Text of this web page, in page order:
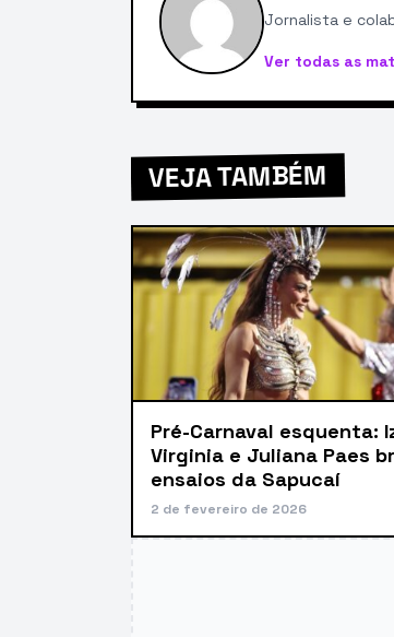
Jornalista e
Ver todas as
VEJA TAMBÉM
Pré-Carnaval esquenta:
Virginia e Juliana Paes
ensaios da Sapucaí
2 de fevereiro de 2026